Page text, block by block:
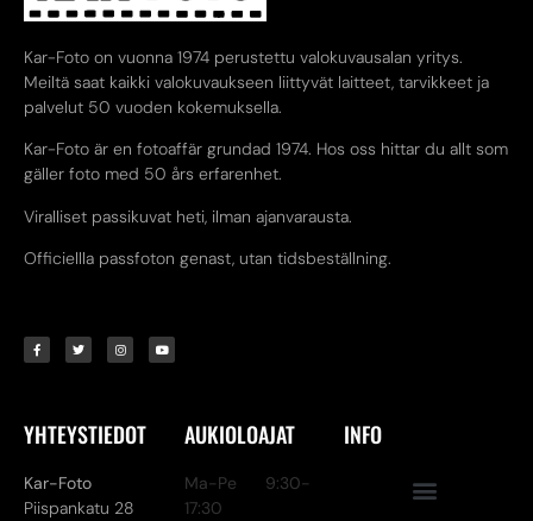
Kar-Foto on vuonna 1974 perustettu valokuvausalan yritys.
Meiltä saat kaikki valokuvaukseen liittyvät laitteet, tarvikkeet ja
palvelut 50 vuoden kokemuksella.
Kar-Foto är en fotoaffär grundad 1974. Hos oss hittar du allt som
gäller foto med 50 års erfarenhet.
Viralliset passikuvat heti, ilman ajanvarausta.
Officiellla passfoton genast, utan tidsbeställning.
YHTEYSTIEDOT
Kar-Foto
Piispankatu 28
AUKIOLOAJAT
Ma-Pe 9:30-
17:30
INFO